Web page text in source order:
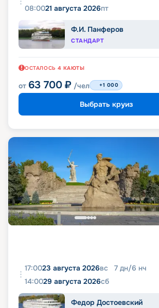
08:0021 августа 2026пт
Ф.И. Панферов
СТАНДАРТ
ОСТАЛОСЬ 4 КАЮТЫ
от 63 700 ₽ /чел +1 000
Выбрать круиз
17:0023 августа 2026вс 7 дн/6 нч
14:0029 августа 2026сб
Федор Достоевский